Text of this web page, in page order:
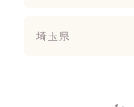
埼玉県